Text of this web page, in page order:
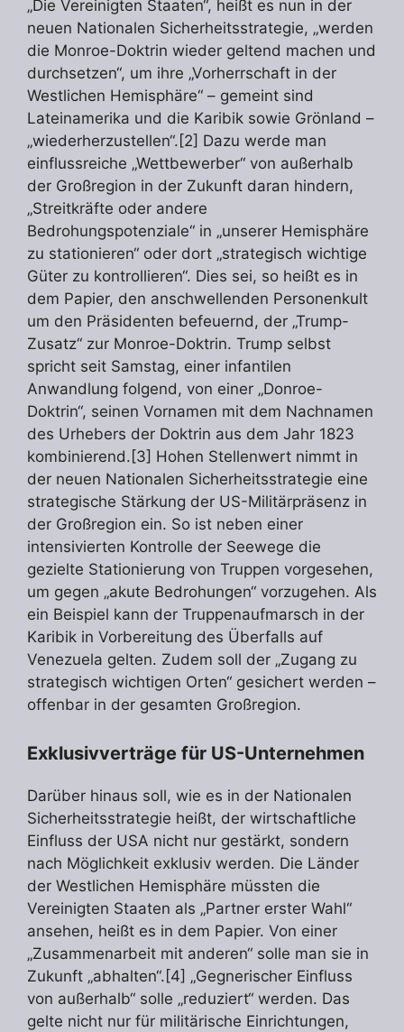
„Die Vereinigten Staaten“, heißt es nun in der
neuen Nationalen Sicherheitsstrategie, „werden
die Monroe-Doktrin wieder geltend machen und
durchsetzen“, um ihre „Vorherrschaft in der
Westlichen Hemisphäre“ – gemeint sind
Lateinamerika und die Karibik sowie Grönland –
„wiederherzustellen“.[2] Dazu werde man
einflussreiche „Wettbewerber“ von außerhalb
der Großregion in der Zukunft daran hindern,
„Streitkräfte oder andere
Bedrohungspotenziale“ in „unserer Hemisphäre
zu stationieren“ oder dort „strategisch wichtige
Güter zu kontrollieren“. Dies sei, so heißt es in
dem Papier, den anschwellenden Personenkult
um den Präsidenten befeuernd, der „Trump-
Zusatz“ zur Monroe-Doktrin. Trump selbst
spricht seit Samstag, einer infantilen
Anwandlung folgend, von einer „Donroe-
Doktrin“, seinen Vornamen mit dem Nachnamen
des Urhebers der Doktrin aus dem Jahr 1823
kombinierend.[3] Hohen Stellenwert nimmt in
der neuen Nationalen Sicherheitsstrategie eine
strategische Stärkung der US-Militärpräsenz in
der Großregion ein. So ist neben einer
intensivierten Kontrolle der Seewege die
gezielte Stationierung von Truppen vorgesehen,
um gegen „akute Bedrohungen“ vorzugehen. Als
ein Beispiel kann der Truppenaufmarsch in der
Karibik in Vorbereitung des Überfalls auf
Venezuela gelten. Zudem soll der „Zugang zu
strategisch wichtigen Orten“ gesichert werden –
offenbar in der gesamten Großregion.
Exklusivverträge für US-Unternehmen
Darüber hinaus soll, wie es in der Nationalen
Sicherheitsstrategie heißt, der wirtschaftliche
Einfluss der USA nicht nur gestärkt, sondern
nach Möglichkeit exklusiv werden. Die Länder
der Westlichen Hemisphäre müssten die
Vereinigten Staaten als „Partner erster Wahl“
ansehen, heißt es in dem Papier. Von einer
„Zusammenarbeit mit anderen“ solle man sie in
Zukunft „abhalten“.[4] „Gegnerischer Einfluss
von außerhalb“ solle „reduziert“ werden. Das
gelte nicht nur für militärische Einrichtungen,